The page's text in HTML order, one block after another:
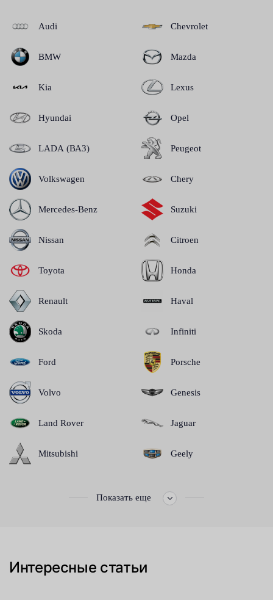
Audi
BMW
Kia
Hyundai
LADA (ВАЗ)
Volkswagen
Mercedes-Benz
Nissan
Toyota
Renault
Skoda
Ford
Volvo
Land Rover
Mitsubishi
Chevrolet
Mazda
Lexus
Opel
Peugeot
Chery
Suzuki
Citroen
Honda
Haval
Infiniti
Porsche
Genesis
Jaguar
Geely
Показать еще
Интересные статьи